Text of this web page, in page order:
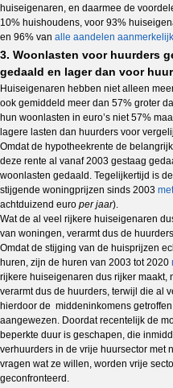
huiseigenaren, en daarmee de
10% huishoudens, voor 93%
en 96% van alle aandelen
3. Woonlasten voor huurders
gedaald en lager dan voor
Huiseigenaren hebben niet alleen
ook gemiddeld meer dan 57% groter
hun woonlasten in euro’s niet 57%
lagere lasten dan huurders voor
Omdat de hypotheekrente de
deze rente al vanaf 2003 gestaag
woonlasten gedaald. Tegelijkertijd is
stijgende woningprijzen sinds 2003
achtduizend euro per jaar).
Wat de al veel rijkere huiseigenaren
van woningen, verarmt dus de
Omdat de stijging van de huisprijzen
huren, zijn de huren van 2003 tot 2020
rijkere huiseigenaren dus rijker maakt,
verarmt dus de huurders, terwijl die al
hierdoor de middeninkomens
aangewezen. Doordat recentelijk de
beperkte duur is geschapen, die
verhuurders in de vrije huursector met
vragen wat ze willen, worden vrije
geconfronteerd.